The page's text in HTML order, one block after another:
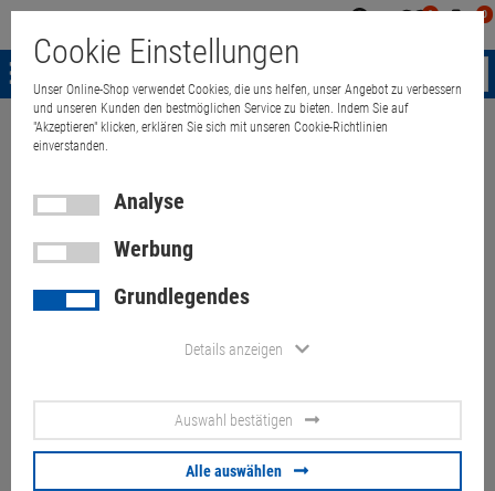
0 0
Menü
Weiter einkaufen
Lenovo ThinkCentre E73 SFF
Core i5 4460S @ 2,9GHz 8GB
128GB SSD DVDRW Office PC
80,00 €
Cookie Einstellungen
Unser Online-Shop verwendet Cookies, die uns helfen, unser Angebot zu verbessern
und unseren Kunden den bestmöglichen Service zu bieten. Indem Sie auf
"Akzeptieren" klicken, erklären Sie sich mit unseren Cookie-Richtlinien
einverstanden.
Analyse
Werbung
Grundlegendes
Details anzeigen
Auswahl bestätigen
Alle auswählen